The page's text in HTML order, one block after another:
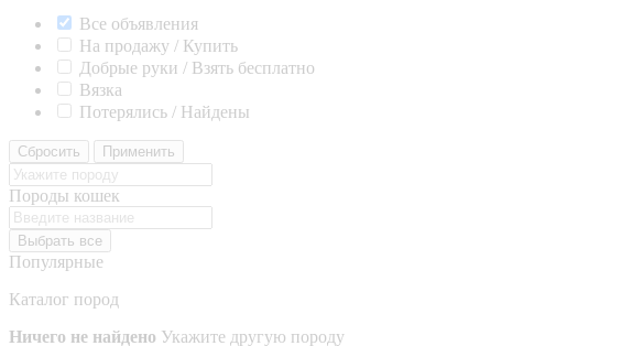
Все объявления
На продажу / Купить
Добрые руки / Взять бесплатно
Вязка
Потерялись / Найдены
Сбросить Применить
Породы кошек
Выбрать все
Популярные
Каталог пород
Ничего не найдено Укажите другую породу